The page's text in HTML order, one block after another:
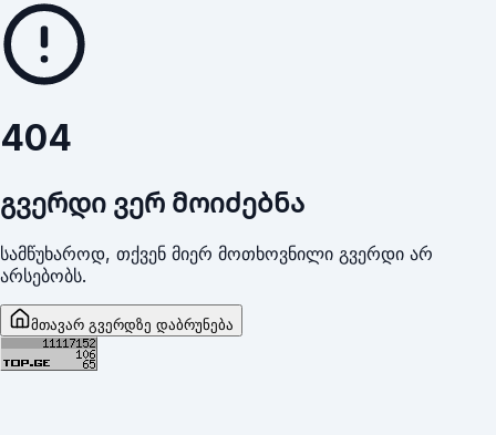
404
გვერდი ვერ მოიძებნა
სამწუხაროდ, თქვენ მიერ მოთხოვნილი გვერდი არ
არსებობს.
მთავარ გვერდზე დაბრუნება